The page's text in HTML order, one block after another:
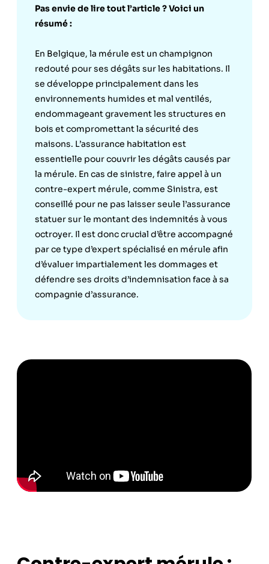
Pas envie de lire tout l’article ? Voici un
résumé :
En Belgique, la mérule est un champignon
redouté pour ses dégâts sur les habitations. Il
se développe principalement dans les
environnements humides et mal ventilés,
endommageant gravement les structures en
bois et compromettant la sécurité des
maisons. L’assurance habitation est
essentielle pour couvrir les dégâts causés par
la mérule. En cas de sinistre, faire appel à un
contre-expert mérule, comme Sinistra, est
conseillé pour ne pas laisser seule l’assurance
statuer sur le montant des indemnités à vous
octroyer. Il est donc crucial d’être accompagné
par ce type d’expert spécialisé en mérule afin
d’évaluer impartialement les dommages et
défendre ses droits d’indemnisation face à sa
compagnie d’assurance.